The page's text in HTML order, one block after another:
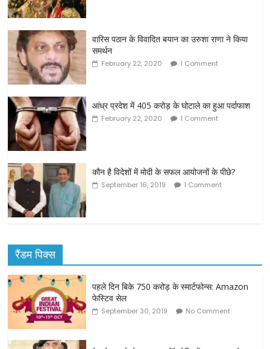
वारिस पठान के विवादित बयान का उरुशा राणा ने किया
समर्थन
February 22, 2020 1 Comment
आंध्र प्रदेश में 405 करोड़ के घोटाले का हुआ पर्दाफाश
February 22, 2020 1 Comment
कौन है विदेशों में मोदी के सफल आयोजनों के पीछे?
September 16, 2019 1 Comment
रैंडम पिक्स
पहले दिन बिके 750 करोड़ के स्मार्टफोन्स: Amazon
फेस्टिव सेल
September 30, 2019 No Comment